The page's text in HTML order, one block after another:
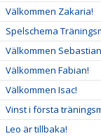
Välkommen Zakaria!
Spelschema
Välkommen
Välkommen Fabian!
Välkommen Isac!
Vinst i första
Leo är tillbaka!